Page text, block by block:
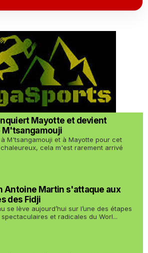
Mayotte et devient
M'tsangamouji
M'tsangamouji et à Mayotte pour cet
cela m'est rarement arrivé
Antoine Martin s'attaque aux
des Fidji
se lève aujourd’hui sur l’une des étapes
et radicales du Worl...